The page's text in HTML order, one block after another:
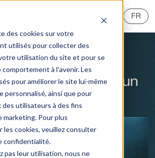
des cookies sur votre
utilisés pour collecter des
utilisation du site et pour se
à l'avenir. Les
pour améliorer le site lui-même
personnalisé, ainsi que pour
des utilisateurs à des fins
Pour plus
les cookies, veuillez consulter
confidentialité.
pas leur utilisation, nous ne
FR
: Confession d’un
numérique